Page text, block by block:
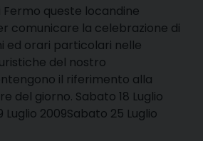
Fermo queste locandine
comunicare la celebrazione di
ed orari particolari nelle
del nostro
il riferimento alla
del giorno. Sabato 18 Luglio
Luglio 2009Sabato 25 Luglio